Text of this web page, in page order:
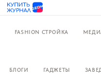
FASHION СТРОЙКА
БЛОГИ ГАДЖЕТЫ